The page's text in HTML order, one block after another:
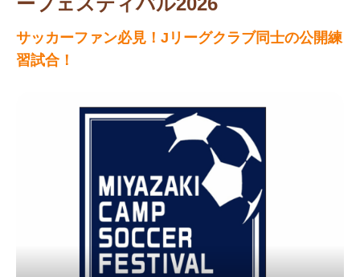
サッカーファン必見！Jリーグクラブ同士の公開練
習試合！